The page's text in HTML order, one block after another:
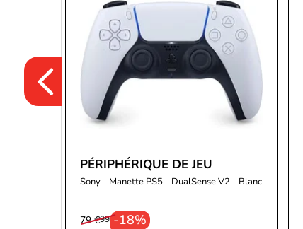
PÉRIPHÉRIQUE DE JEU
Sony - Manette PS5 - DualSense V2 - Blanc
-18%
79 €99